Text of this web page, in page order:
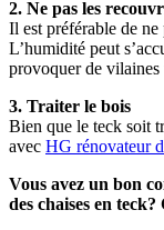
2. Ne pas les
Il est préférable de
L’humidité peut
provoquer de vilaines
3. Traiter le bois
Bien que le teck soit
avec HG rénovateur
Vous avez un bon
des chaises en